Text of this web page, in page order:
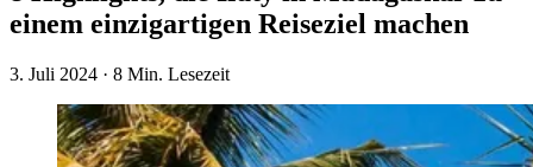
einem einzigartigen Reiseziel machen
3. Juli 2024 · 8 Min. Lesezeit